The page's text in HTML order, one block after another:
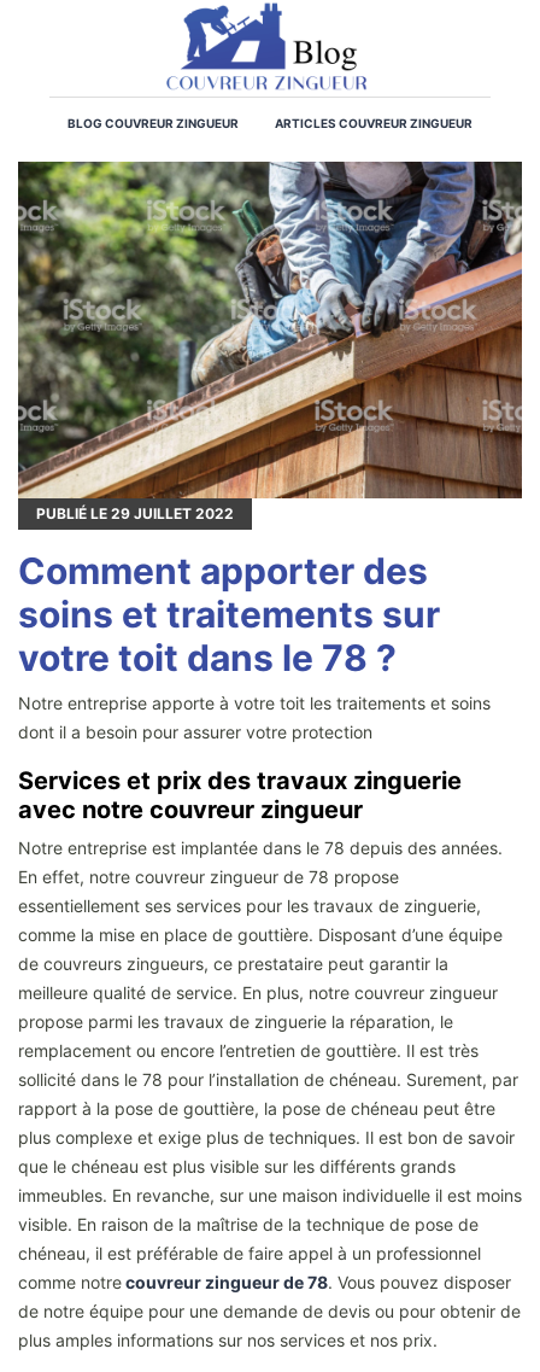
BLOG COUVREUR ZINGUEUR ARTICLES COUVREUR ZINGUEUR
PUBLIÉ LE 29 JUILLET 2022
Comment apporter des
soins et traitements sur
votre toit dans le 78 ?
Notre entreprise apporte à votre toit les traitements et soins
dont il a besoin pour assurer votre protection
Services et prix des travaux zinguerie
avec notre couvreur zingueur
Notre entreprise est implantée dans le 78 depuis des années.
En effet, notre couvreur zingueur de 78 propose
essentiellement ses services pour les travaux de zinguerie,
comme la mise en place de gouttière. Disposant d’une équipe
de couvreurs zingueurs, ce prestataire peut garantir la
meilleure qualité de service. En plus, notre couvreur zingueur
propose parmi les travaux de zinguerie la réparation, le
remplacement ou encore l’entretien de gouttière. Il est très
sollicité dans le 78 pour l’installation de chéneau. Surement, par
rapport à la pose de gouttière, la pose de chéneau peut être
plus complexe et exige plus de techniques. Il est bon de savoir
que le chéneau est plus visible sur les différents grands
immeubles. En revanche, sur une maison individuelle il est moins
visible. En raison de la maîtrise de la technique de pose de
chéneau, il est préférable de faire appel à un professionnel
comme notrecouvreur zingueur de 78. Vous pouvez disposer
de notre équipe pour une demande de devis ou pour obtenir de
plus amples informations sur nos services et nos prix.